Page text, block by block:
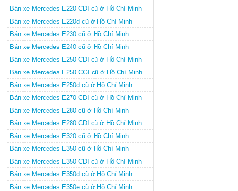
Bán xe Mercedes E220 CDI cũ ở Hồ Chí Minh
Bán xe Mercedes E220d cũ ở Hồ Chí Minh
Bán xe Mercedes E230 cũ ở Hồ Chí Minh
Bán xe Mercedes E240 cũ ở Hồ Chí Minh
Bán xe Mercedes E250 CDI cũ ở Hồ Chí Minh
Bán xe Mercedes E250 CGI cũ ở Hồ Chí Minh
Bán xe Mercedes E250d cũ ở Hồ Chí Minh
Bán xe Mercedes E270 CDI cũ ở Hồ Chí Minh
Bán xe Mercedes E280 cũ ở Hồ Chí Minh
Bán xe Mercedes E280 CDI cũ ở Hồ Chí Minh
Bán xe Mercedes E320 cũ ở Hồ Chí Minh
Bán xe Mercedes E350 cũ ở Hồ Chí Minh
Bán xe Mercedes E350 CDI cũ ở Hồ Chí Minh
Bán xe Mercedes E350d cũ ở Hồ Chí Minh
Bán xe Mercedes E350e cũ ở Hồ Chí Minh